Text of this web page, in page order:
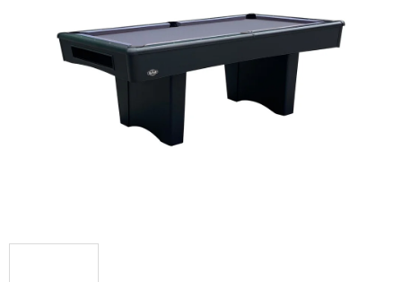
hviezdičiek.